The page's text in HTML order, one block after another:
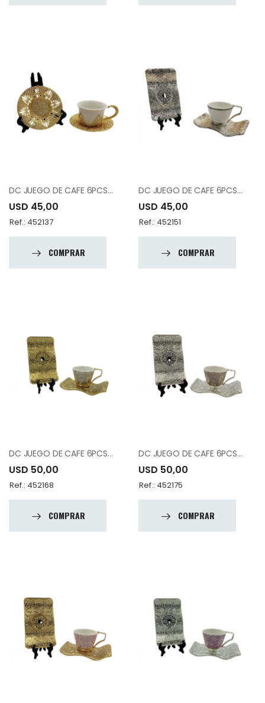
DC JUEGO DE CAFE 6PCS 12-010-EK6 -18
USD 45,00
Ref.: 452137
COMPRAR
DC JUEGO DE CAFE 6PCS 12-015-K6 -19
USD 45,00
Ref.: 452151
COMPRAR
DC JUEGO DE CAFE 6PCS 12-015-K6-DSNK-18
USD 50,00
Ref.: 452168
COMPRAR
DC JUEGO DE CAFE 6PCS 12-015-K6-DSNK-19
USD 50,00
Ref.: 452175
COMPRAR